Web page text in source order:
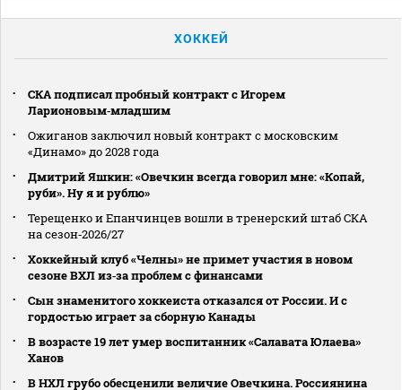
ХОККЕЙ
СКА подписал пробный контракт с Игорем
Ларионовым‑младшим
Ожиганов заключил новый контракт с московским
«Динамо» до 2028 года
Дмитрий Яшкин: «Овечкин всегда говорил мне: «Копай,
руби». Ну я и рублю»
Терещенко и Епанчинцев вошли в тренерский штаб СКА
на сезон‑2026/27
Хоккейный клуб «Челны» не примет участия в новом
сезоне ВХЛ из‑за проблем с финансами
Сын знаменитого хоккеиста отказался от России. И с
гордостью играет за сборную Канады
В возрасте 19 лет умер воспитанник «Салавата Юлаева»
Ханов
В НХЛ грубо обесценили величие Овечкина. Россиянина